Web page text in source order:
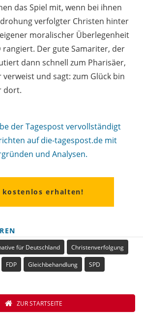
das Spiel mit, wenn bei ihnen
verfolgter Christen hinter
moralischer Überlegenheit
rangiert. Der gute Samariter, der
dann schnell zum Pharisäer,
und sagt: zum Glück bin
dort.
der Tagespost vervollständigt
auf die-tagespost.de mit
und Analysen.
kostenlos erhalten!
für Deutschland Christenverfolgung
FDP Gleichbehandlung SPD
ZUR STARTSEITE